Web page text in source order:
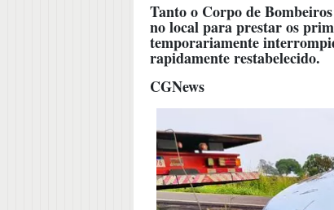
Tanto o Corpo de
no local para prestar os
temporariamente
rapidamente restabelecido.
CGNews